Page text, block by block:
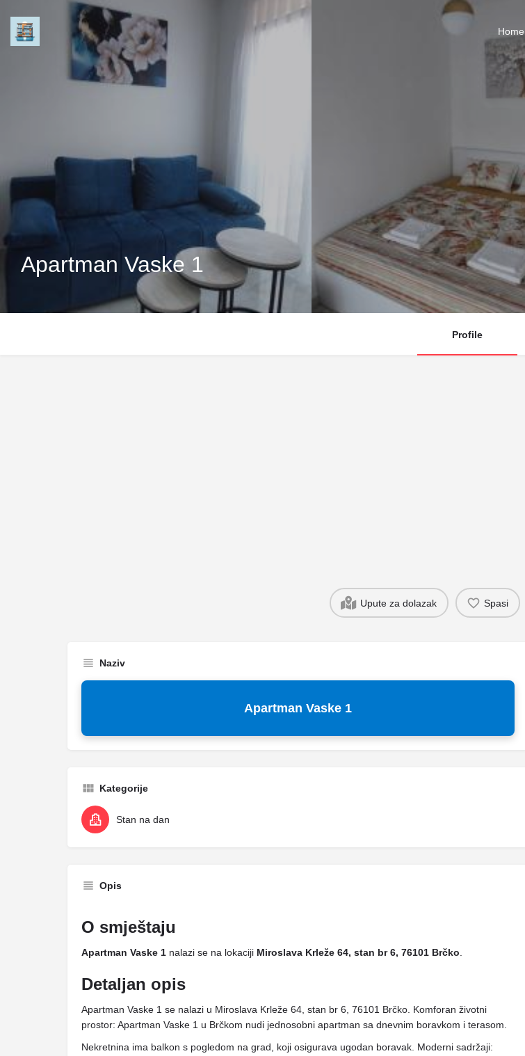
Home
Apartman Vaske 1
Profile
Upute za dolazak Spasi
Naziv
Apartman Vaske 1
Kategorije
Stan na dan
Opis
O smještaju
Apartman Vaske 1 nalazi se na lokaciji Miroslava Krleže 64, stan br 6, 76101 Brčko
Detaljan opis
Apartman Vaske 1 se nalazi u Miroslava Krleže 64, stan br 6, 76101 Brčko. Komforan životni
prostor: Apartman Vaske 1 u Brčkom nudi jednosobni apartman sa dnevnim boravkom i terasom.
Nekretnina ima balkon s pogledom na grad, koji osigurava ugodan boravak. Moderni sadržaji: